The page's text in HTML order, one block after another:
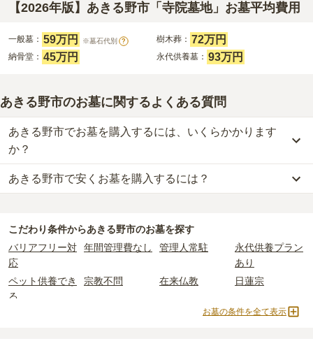
【2026年版】あきる野市「寺院墓地」お墓平均費用
一般墓： 59万円 ※墓石代別 ? 樹木葬： 72万円
納骨堂： 45万円 永代供養墓： 93万円
あきる野市のお墓に関するよくある質問
あきる野市でお墓を購入するには、いくらかかります
か？
あきる野市での購入費用の目安は、一般墓が約233万円、樹木葬が
約61万円、納骨堂が約43万円、永代供養墓が約89万円です。
2つが主な費用となります。
の一般墓の永代使用料の平均は66万円 で、墓石代は東京
都の平均
です。いずれも区画の広さや墓石の大きさ・素
樹木葬・納骨堂・永代供養墓は、基本的に墓石代がかからず、永代
あきる野市で安くお墓を購入するには？
野 の樹木葬 で、 10万円 からお求めいただけます。
する「合祀墓（ごうしぼ）」と呼ばれるタイプです。個別のお墓に
比べて省スペースで管理の手間がかからないため、費用が安く設定
されています。
価格の目安は、1名あたり5万円〜30万円程度です。
こだわり条件からあきる野市のお墓を探す
バリアフリー対
応
年間管理費なし 管理人常駐
永代供養プラン
あり
ペット供養でき
る
宗教不問 在来仏教 日蓮宗
納骨堂
お墓の条件を全て表示